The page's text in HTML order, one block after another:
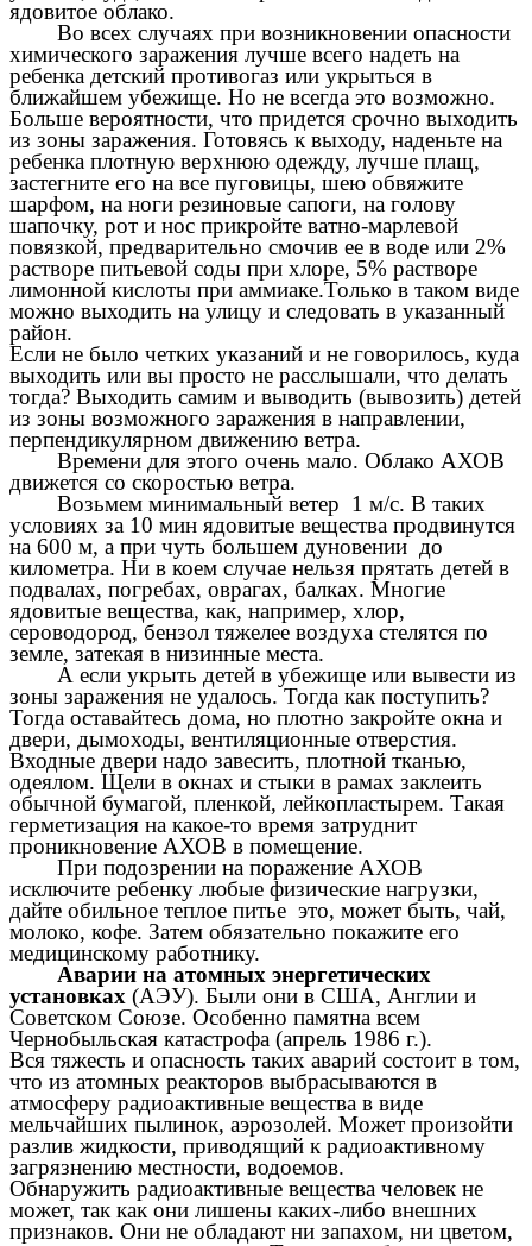
ядовитое облако.
Во всех случаях при возникновении опасности
химического заражения лучше всего надеть на
ребенка детский противогаз или укрыться в
ближайшем убежище. Но не всегда это возможно.
Больше вероятности, что придется срочно выходить
из зоны заражения. Готовясь к выходу, наденьте на
ребенка плотную верхнюю одежду, лучше плащ,
застегните его на все пуговицы, шею обвяжите
шарфом, на ноги резиновые сапоги, на голову
шапочку, рот и нос прикройте ватно-марлевой
повязкой, предварительно смочив ее в воде или 2%
растворе питьевой соды при хлоре, 5% растворе
лимонной кислоты при аммиаке.Только в таком виде
можно выходить на улицу и следовать в указанный
район.
Если не было четких указаний и не говорилось, куда
выходить или вы просто не расслышали, что делать
тогда? Выходить самим и выводить (вывозить) детей
из зоны возможного заражения в направлении,
перпендикулярном движению ветра.
Времени для этого очень мало. Облако АХОВ
движется со скоростью ветра.
Возьмем минимальный ветер 1 м/с. В таких
условиях за 10 мин ядовитые вещества продвинутся
на 600 м, а при чуть большем дуновении до
километра. Ни в коем случае нельзя прятать детей в
подвалах, погребах, оврагах, балках. Многие
ядовитые вещества, как, например, хлор,
сероводород, бензол тяжелее воздуха стелятся по
земле, затекая в низинные места.
А если укрыть детей в убежище или вывести из
зоны заражения не удалось. Тогда как поступить?
Тогда оставайтесь дома, но плотно закройте окна и
двери, дымоходы, вентиляционные отверстия.
Входные двери надо завесить, плотной тканью,
одеялом. Щели в окнах и стыки в рамах заклеить
обычной бумагой, пленкой, лейкопластырем. Такая
герметизация на какое-то время затруднит
проникновение АХОВ в помещение.
При подозрении на поражение АХОВ
исключите ребенку любые физические нагрузки,
дайте обильное теплое питье это, может быть, чай,
молоко, кофе. Затем обязательно покажите его
медицинскому работнику.
Аварии на атомных энергетических
установках (АЭУ). Были они в США, Англии и
Советском Союзе. Особенно памятна всем
Чернобыльская катастрофа (апрель 1986 г.).
Вся тяжесть и опасность таких аварий состоит в том,
что из атомных реакторов выбрасываются в
атмосферу радиоактивные вещества в виде
мельчайших пылинок, аэрозолей. Может произойти
разлив жидкости, приводящий к радиоактивному
загрязнению местности, водоемов.
Обнаружить радиоактивные вещества человек не
может, так как они лишены каких-либо внешних
признаков. Они не обладают ни запахом, ни цветом,